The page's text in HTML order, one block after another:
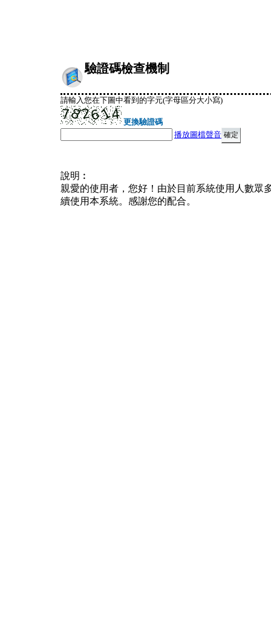
驗證碼檢查機制
請輸入您在下圖中看到的字元(字母區分大小寫)
更換驗證碼
播放圖檔聲音
說明︰
親愛的使用者，您好！由於目前系統使用人數眾
續使用本系統。感謝您的配合。